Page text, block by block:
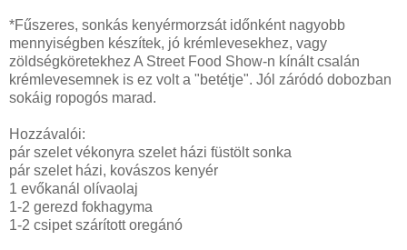
*Fűszeres, sonkás kenyérmorzsát időnként nagyobb
mennyiségben készítek, jó krémlevesekhez, vagy
zöldségköretekhez A Street Food Show-n kínált csalán
krémlevesemnek is ez volt a "betétje". Jól záródó dobozban
sokáig ropogós marad.
Hozzávalói:
pár szelet vékonyra szelet házi füstölt sonka
pár szelet házi, kovászos kenyér
1 evőkanál olívaolaj
1-2 gerezd fokhagyma
1-2 csipet szárított oregánó